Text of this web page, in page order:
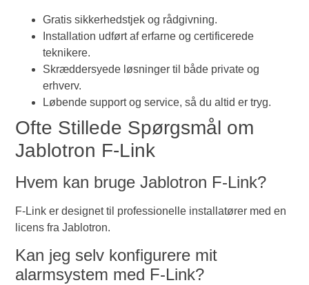
Gratis sikkerhedstjek og rådgivning.
Installation udført af erfarne og certificerede
teknikere.
Skræddersyede løsninger til både private og
erhverv.
Løbende support og service, så du altid er tryg.
Ofte Stillede Spørgsmål om
Jablotron F-Link
Hvem kan bruge Jablotron F-Link?
F-Link er designet til professionelle installatører med en
licens fra Jablotron.
Kan jeg selv konfigurere mit
alarmsystem med F-Link?